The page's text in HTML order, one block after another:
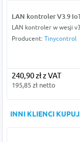
LAN kontroler V3.9
LAN kontroler w wesji
Producent: Tinycontrol
240,90 zł z VAT
195,85 zł netto
INNI KLIENCI